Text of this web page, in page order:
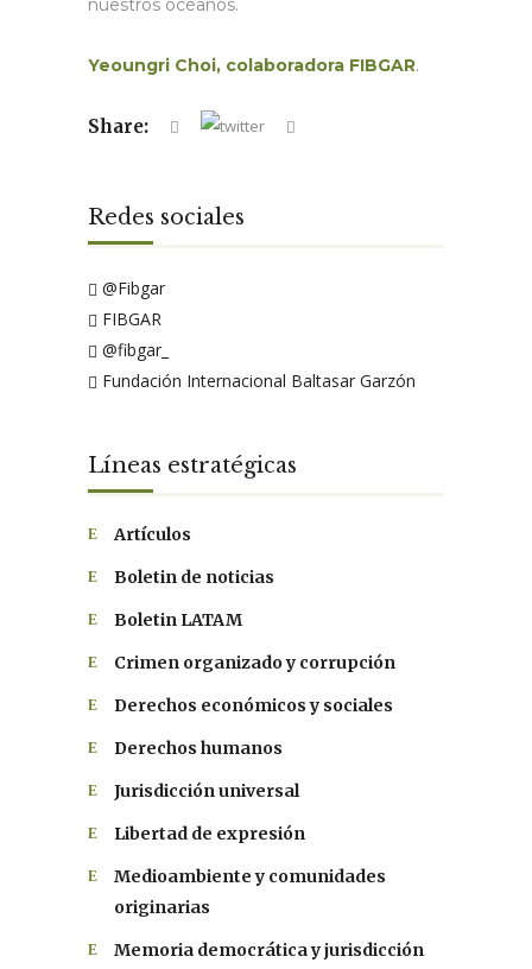
nuestros océanos.
Yeoungri Choi, colaboradora FIBGAR.
Share:
Redes sociales
@Fibgar
FIBGAR
@fibgar_
Fundación Internacional Baltasar Garzón
Líneas estratégicas
Artículos
Boletin de noticias
Boletin LATAM
Crimen organizado y corrupción
Derechos económicos y sociales
Derechos humanos
Jurisdicción universal
Libertad de expresión
Medioambiente y comunidades
originarias
Memoria democrática y jurisdicción